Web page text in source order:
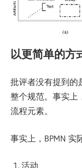
以更简单的方
批评者没有提到的
整个规范。事实上
流程元素。
事实上，BPMN 实
活动